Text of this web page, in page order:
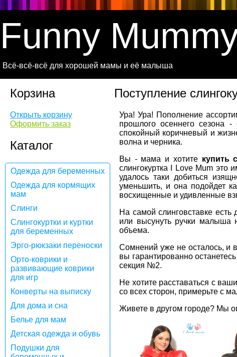
Funny
Всё-всё-всё для хорошей мамы и её малыша
Корзина
Открыть корзину
Оформить заказ
Каталог
Одежда для беременных
Одежда для кормящих
мам
Слинги
Слингокуртки и куртки
для беременных
Эрго-рюкзаки переноски
Орто-коврики и
развивающие коврики
для игр
Конверты на выписку
Для дома и сна
Белье для мам
Детская одежда и обувь
Подушки для
Поступление
Ура! Ура! Пополнение
прошлого осеннего сезона
спокойный коричневый и
волна и черника.
Вы - мама и хотите купить
слингокуртка I Love Mum
удалось таки добиться
уменьшить, и она подойдет
восхищенные и удивленные
На самой слинговставке
или высунуть ручки малыша
объема.
Сомнений уже не осталось, и
вы гарантированно
секция №2.
Не хотите расставаться с
со всех сторон, примерьте с
Живете в другом городе? Мы